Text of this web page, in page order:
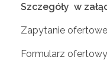
i
z
Szczegóły w
Zapytanie
Formularz